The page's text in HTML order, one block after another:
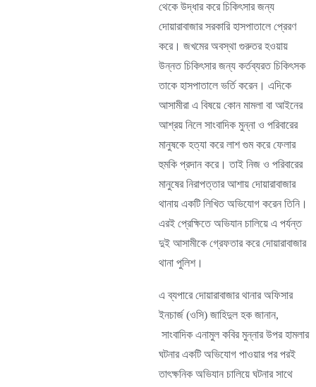
থেকে উদ্ধার করে চিকিৎসার জন্য
দোয়ারাবাজার সরকারি হাসপাতালে প্রেরণ
করে। জখমের অবস্থা গুরুতর হওয়ায়
উন্নত চিকিৎসার জন্য কর্তব্যরত চিকিৎসক
তাকে হাসপাতালে ভর্তি করেন। এদিকে
আসামীরা এ বিষয়ে কোন মামলা বা আইনের
আশ্রয় নিলে সাংবাদিক মুন্না ও পরিবারের
মানুষকে হত্যা করে লাশ গুম করে ফেলার
হুমকি প্রদান করে। তাই নিজ ও পরিবারের
মানুষের নিরাপত্তার আশায় দোয়ারাবাজার
থানায় একটি লিখিত অভিযোগ করেন তিনি।
এরই প্রেক্ষিতে অভিযান চালিয়ে এ পর্যন্ত
দুই আসামীকে গ্রেফতার করে দোয়ারাবাজার
থানা পুলিশ।
এ ব্যপারে দোয়ারাবাজার থানার অফিসার
ইনচার্জ (ওসি) জাহিদুল হক জানান,
সাংবাদিক এনামুল কবির মুন্নার উপর হামলার
ঘটনার একটি অভিযোগ পাওয়ার পর পরই
তাৎক্ষনিক অভিযান চালিয়ে ঘটনার সাথে